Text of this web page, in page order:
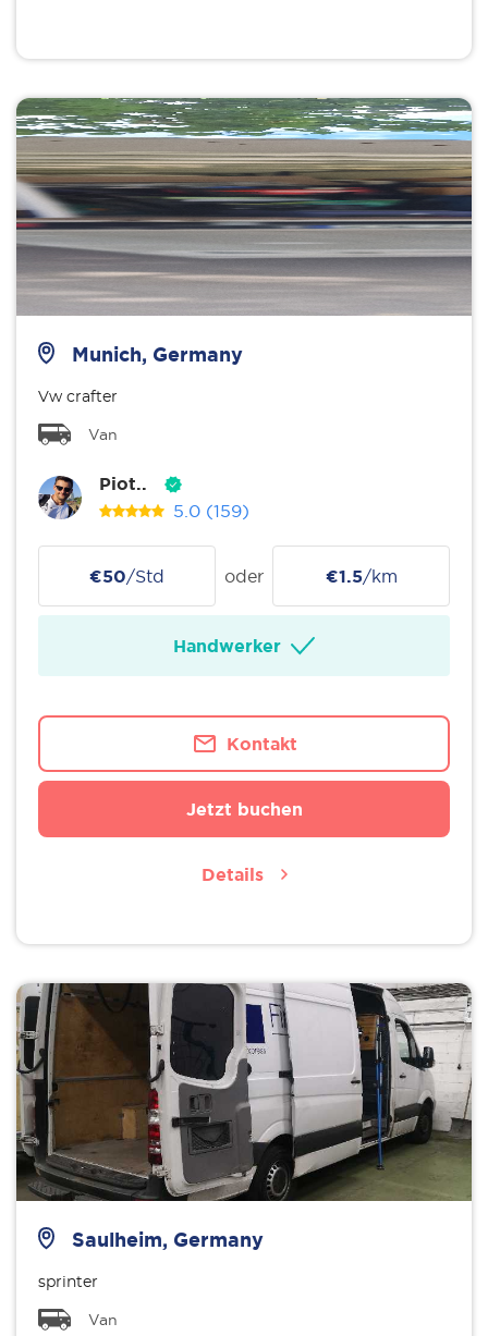
Munich, Germany
Vw crafter
Van
Piot..
5.0 (159)
€50/Std oder €1.5/km
Handwerker
Kontakt
Jetzt buchen
Details
Saulheim, Germany
sprinter
Van